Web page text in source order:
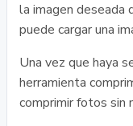
la imagen deseada
puede cargar una
Una vez que haya
herramienta
comprimir fotos sin